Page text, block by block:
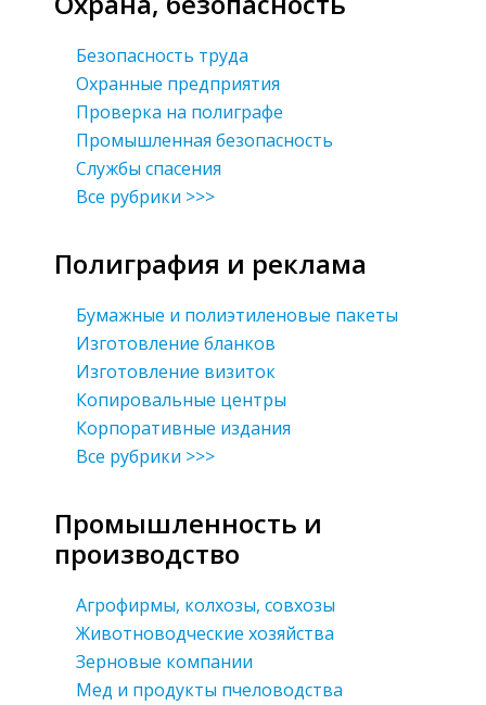
Безопасность труда
Охранные предприятия
Проверка на полиграфе
Промышленная безопасность
Службы спасения
Все рубрики >>>
Полиграфия и реклама
Бумажные и полиэтиленовые пакеты
Изготовление бланков
Изготовление визиток
Копировальные центры
Корпоративные издания
Все рубрики >>>
Промышленность и
производство
Агрофирмы, колхозы, совхозы
Животноводческие хозяйства
Зерновые компании
Мед и продукты пчеловодства